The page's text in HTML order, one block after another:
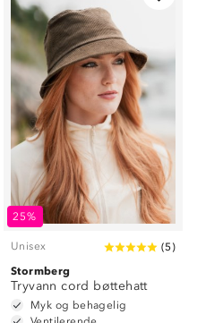
25%
Unisex (5)
Stormberg
Tryvann cord bøttehatt
Myk og behagelig